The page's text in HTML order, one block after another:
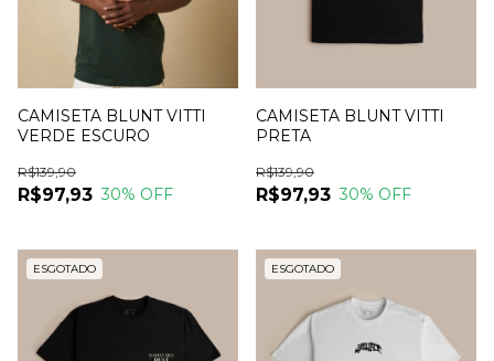
CAMISETA BLUNT VITTI
VERDE ESCURO
R$97,93
R$139,90
30% OFF
CAMISETA BLUNT VITTI
PRETA
R$97,93
R$139,90
30% OFF
ESGOTADO ESGOTADO